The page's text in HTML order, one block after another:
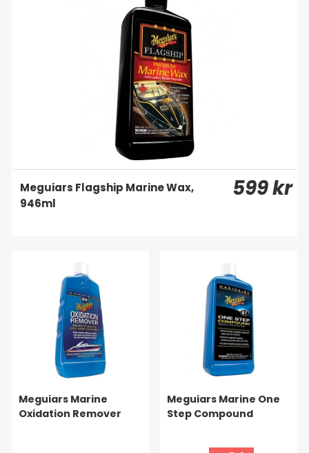
Meguiars Flagship Marine Wax,
946ml
599 kr
Meguiars Marine
Oxidation Remover
Meguiars Marine One
Step Compound